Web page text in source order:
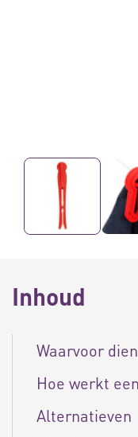
Inhoud
Waarvoor
Hoe werkt
Alternatieven